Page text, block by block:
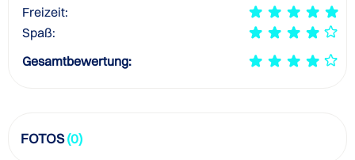
Freizeit:
Spaß:
Gesamtbewertung:
FOTOS(0)